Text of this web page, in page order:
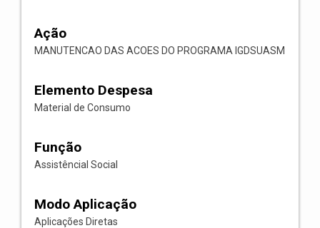
Ação
MANUTENCAO DAS ACOES DO PROGRAMA IGDSUASM
Elemento Despesa
Material de Consumo
Função
Assistêncial Social
Modo Aplicação
Aplicações Diretas